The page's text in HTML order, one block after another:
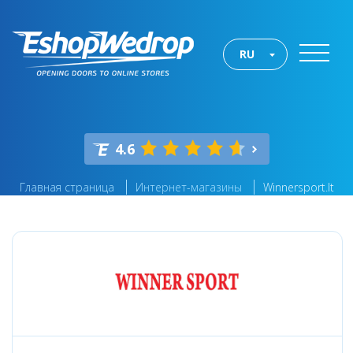
RU
4.6
Главная страница Интернет-магазины Winnersport.lt